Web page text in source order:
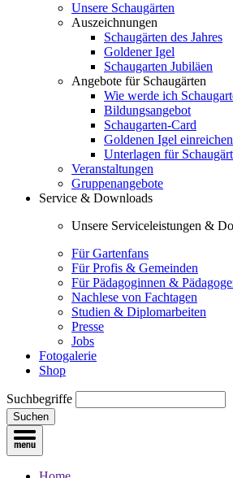
Unsere Schaugärten
Auszeichnungen
Schaugärten des Jahres
Goldener Igel
Schaugarten Jubiläen
Angebote für Schaugärten
Wie werde ich
Bildungsangebot
Schaugarten-Card
Goldenen Igel einreichen
Unterlagen für
Veranstaltungen
Gruppenangebote
Service & Downloads
Unsere Serviceleistungen &
Für Gartenfans
Für Profis & Gemeinden
Für Pädagoginnen &
Nachlese von Fachtagen
Studien & Diplomarbeiten
Presse
Jobs
Fotogalerie
Shop
Suchbegriffe
Suchen